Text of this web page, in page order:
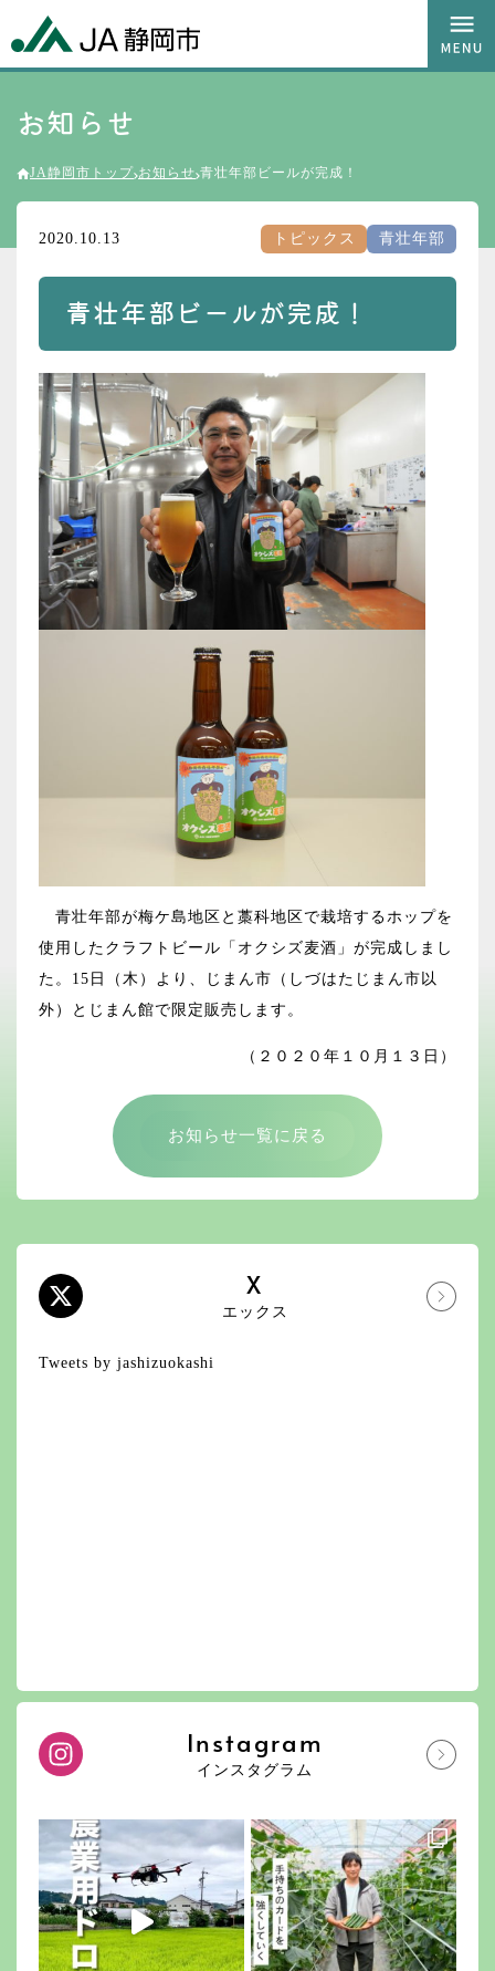
お知らせ
JA静岡市トップ お知らせ 青壮年部ビールが完成！
2020.10.13 トピックス 青壮年部
青壮年部ビールが完成！
青壮年部が梅ケ島地区と藁科地区で栽培するホップを
使用したクラフトビール「オクシズ麦酒」が完成しまし
た。15日（木）より、じまん市（しづはたじまん市以
外）とじまん館で限定販売します。
（２０２０年１０月１３日）
お知らせ一覧に戻る
X
エックス
Tweets by jashizuokashi
Instagram
インスタグラム